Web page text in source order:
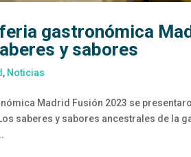
gastronómica
y sabores
, Noticias
Madrid Fusión 2023 se
saberes y sabores ancestrales de la